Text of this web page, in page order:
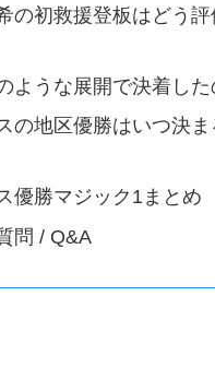
の初救援登板はどう評
ような展開で決着した
の地区優勝はいつ決
優勝マジック1まとめ
問 / Q&A